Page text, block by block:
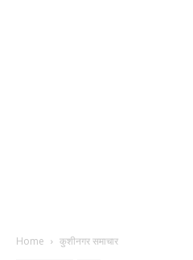
Home कुशीनगर समाचार